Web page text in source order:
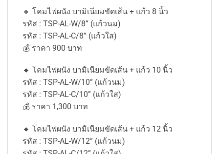
🔸 โคมไฟผนัง บามิเนียมขัดเส้น + แก้ว 8 นิ้ว
รหัส : TSP-AL-W/8” (แก้วนม)
รหัส : TSP-AL-C/8” (แก้วใส)
💰 ราคา 900 บาท
🔸 โคมไฟผนัง บามิเนียมขัดเส้น + แก้ว 10 นิ้ว
รหัส : TSP-AL-W/10” (แก้วนม)
รหัส : TSP-AL-C/10” (แก้วใส)
💰 ราคา 1,300 บาท
🔸 โคมไฟผนัง บามิเนียมขัดเส้น + แก้ว 12 นิ้ว
รหัส : TSP-AL-W/12” (แก้วนม)